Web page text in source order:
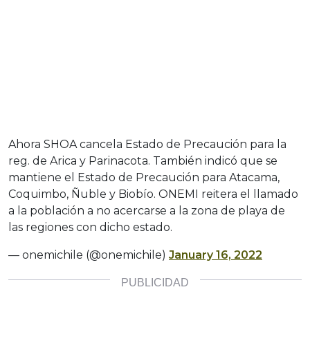
Ahora SHOA cancela Estado de Precaución para la
reg. de Arica y Parinacota. También indicó que se
mantiene el Estado de Precaución para Atacama,
Coquimbo, Ñuble y Biobío. ONEMI reitera el llamado
a la población a no acercarse a la zona de playa de
las regiones con dicho estado.
— onemichile (@onemichile) January 16, 2022